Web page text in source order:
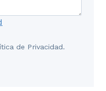
externos.
de Privacidad.